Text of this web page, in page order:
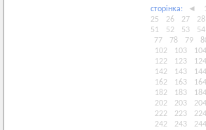
сторiнка: ◄
25
26 27 28
51
52 53 54
77
78 79
102
103 104
122
123 124
142
143 144
162
163 164
182
183 184
202
203 204
222
223 224
242
243 244